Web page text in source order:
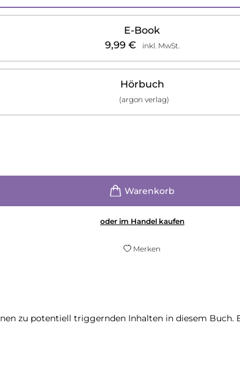
E-Book
9,99 € inkl. MwSt.
Hörbuch
(argon verlag)
oder im Handel kaufen
Merken
zu potentiell triggernden Inhalten in diesem Buch.